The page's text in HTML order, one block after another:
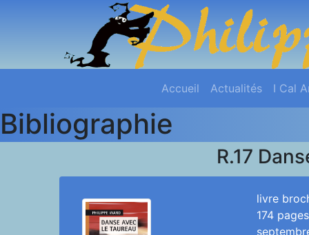
Accueil Actualités I Cal
Bibliographie
R.17
livre
174